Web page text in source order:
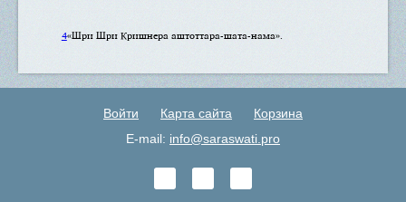
4«Шри Шри Кришнера аштоттара-шата-нама».
Войти Карта сайта
Корзина
E-mail: info@saraswati.pro